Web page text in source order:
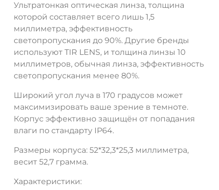
Ультратонкая оптическая линза, толщина
которой составляет всего лишь 1,5
миллиметра, эффективность
светопропускания до 90%. Другие бренды
используют TIR LENS, и толщина линзы 10
миллиметров, обычная линза, эффективность
светопропускания менее 80%.
Широкий угол луча в 170 градусов может
максимизировать ваше зрение в темноте.
Корпус эффективно защищён от попадания
влаги по стандарту IP64.
Размеры корпуса: 52*32,3*25,3 миллиметра,
весит 52,7 грамма.
Характеристики: